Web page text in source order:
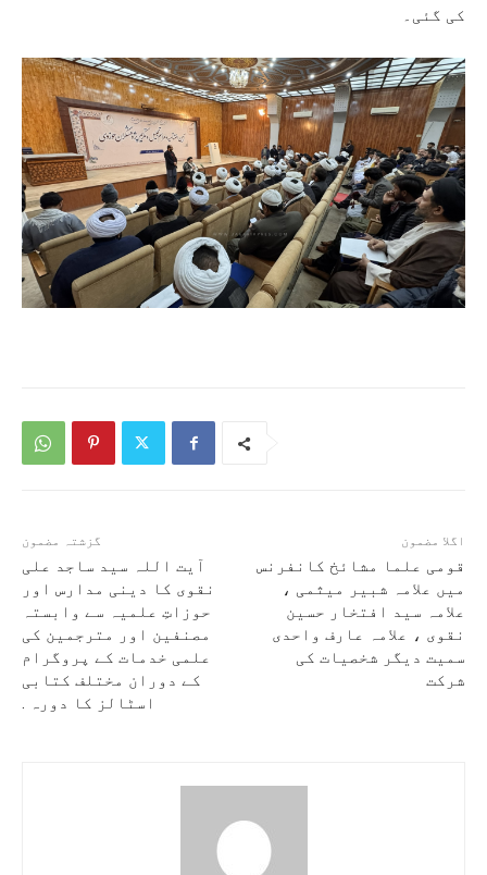
کی گئی۔
گزشتہ مضمون
آیت اللہ سید ساجد علی
نقوی کا دینی مدارس اور
حوزاتِ علمیہ سے وابستہ
مصنفین اور مترجمین کی
علمی خدمات کے پروگرام
کے دوران مختلف کتابی
اسٹالز کا دورہ .
اگلا مضمون
قومی علما مشائخ کانفرنس
میں علامہ شبیر میثمی ،
علامہ سید افتخار حسین
نقوی ، علامہ عارف واحدی
سمیت دیگر شخصیات کی
شرکت